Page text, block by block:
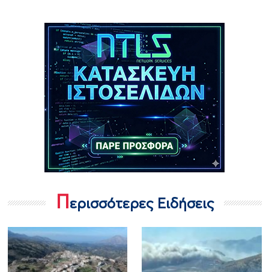
Περισσότερες Ειδήσεις